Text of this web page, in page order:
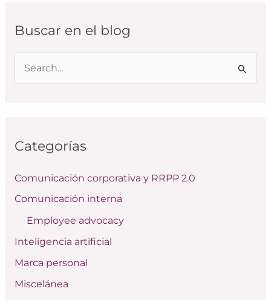
Buscar en el blog
a
p
o
:
Categorías
Comunicación corporativa y RRPP 2.0
Comunicación interna
Employee advocacy
Inteligencia artificial
Marca personal
Miscelánea